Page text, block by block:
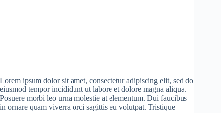
Lorem ipsum dolor sit amet, consectetur adipiscing elit, sed do
eiusmod tempor incididunt ut labore et dolore magna aliqua.
Posuere morbi leo urna molestie at elementum. Dui faucibus
in ornare quam viverra orci sagittis eu volutpat. Tristique